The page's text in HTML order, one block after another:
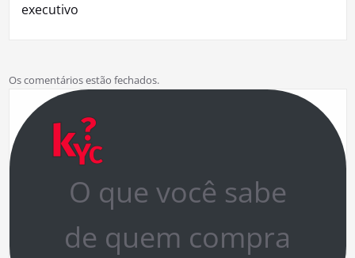
executivo
Os comentários estão fechados.
O que você sabe
de quem compra